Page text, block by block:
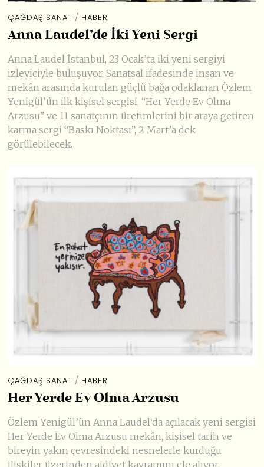
ÇAĞDAŞ SANAT / HABER
Anna Laudel’de İki Yeni Sergi
Anna Laudel İstanbul, 23 Ocak’ta iki yeni sergiyi
izleyiciyle buluşuyor. Sanatsal ifadesinde insan ve
mekân arasında kurulan güçlü bağa odaklanan Özlem
Yenigül’ün ilk kişisel sergisi, “Her Yerde Ev Olma
Arzusu” ve 11 sanatçının üretimlerini bir araya getiren
karma sergi “Baskı Noktası”, 2 Mart’a dek
görülebilecek.
ÇAĞDAŞ SANAT / HABER
Her Yerde Ev Olma Arzusu
Özlem Yenigül’ün Anna Laudel‘da açılacak yeni sergisi
Her Yerde Ev Olma Arzusu mekân, kişisel tarih ve
bireyin yakın çevresindeki nesnelerle kurduğu
ilişkiler üzerinden aidiyet kavramını ele alıyor.